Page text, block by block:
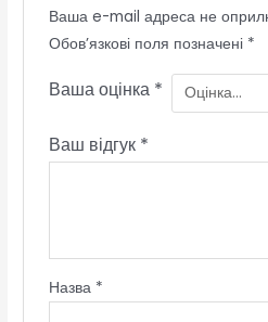
Ваша e-mail адреса не
Обов’язкові поля позначені *
Ваша оцінка *
Ваш відгук *
Назва *